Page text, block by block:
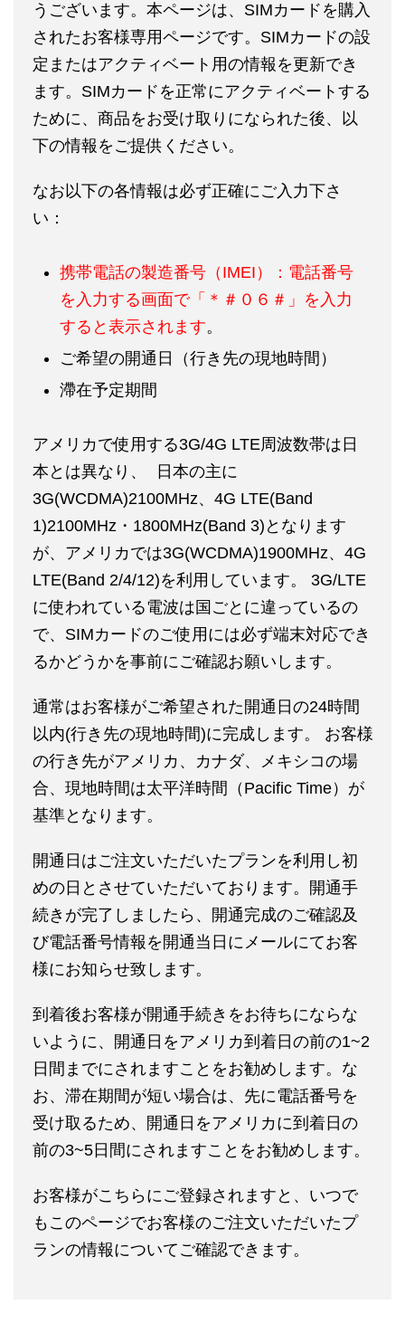
うございます。本ページは、SIMカードを購入
されたお客様専用ページです。SIMカードの設
定またはアクティベート用の情報を更新でき
ます。SIMカードを正常にアクティベートする
ために、商品をお受け取りになられた後、以
下の情報をご提供ください。
なお以下の各情報は必ず正確にご入力下さ
い：
携帯電話の製造番号（IMEI）：電話番号
を入力する画面で「＊＃０６＃」を入力
すると表示されます。
ご希望の開通日（行き先の現地時間）
滯在予定期間
アメリカで使用する3G/4G LTE周波数帯は日
本とは異なり、 日本の主に
3G(WCDMA)2100MHz、4G LTE(Band
1)2100MHz・1800MHz(Band 3)となります
が、アメリカでは3G(WCDMA)1900MHz、4G
LTE(Band 2/4/12)を利用しています。 3G/LTE
に使われている電波は国ごとに違っているの
で、SIMカードのご使用には必ず端末対応でき
るかどうかを事前にご確認お願いします。
通常はお客様がご希望された開通日の24時間
以内(行き先の現地時間)に完成します。 お客様
の行き先がアメリカ、カナダ、メキシコの場
合、現地時間は太平洋時間（Pacific Time）が
基準となります。
開通日はご注文いただいたプランを利用し初
めの日とさせていただいております。開通手
続きが完了しましたら、開通完成のご確認及
び電話番号情報を開通当日にメールにてお客
様にお知らせ致します。
到着後お客様が開通手続きをお待ちにならな
いように、開通日をアメリカ到着日の前の1~2
日間までにされますことをお勧めします。な
お、滞在期間が短い場合は、先に電話番号を
受け取るため、開通日をアメリカに到着日の
前の3~5日間にされますことをお勧めします。
お客様がこちらにご登録されますと、いつで
もこのページでお客様のご注文いただいたプ
ランの情報についてご確認できます。